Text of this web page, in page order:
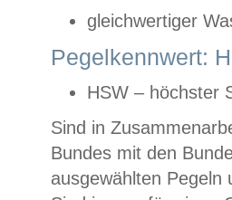
gleichwertiger
Pegelkennwert:
HSW – höchster
Sind in
Bundes mit den
ausgewählten